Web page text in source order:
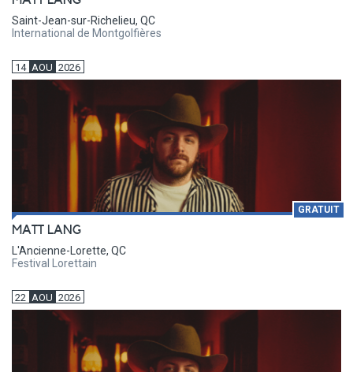
Saint-Jean-sur-Richelieu, QC
International de Montgolfières
14 AOU 2026
GRATUIT
MATT LANG
L'Ancienne-Lorette, QC
Festival Lorettain
22 AOU 2026